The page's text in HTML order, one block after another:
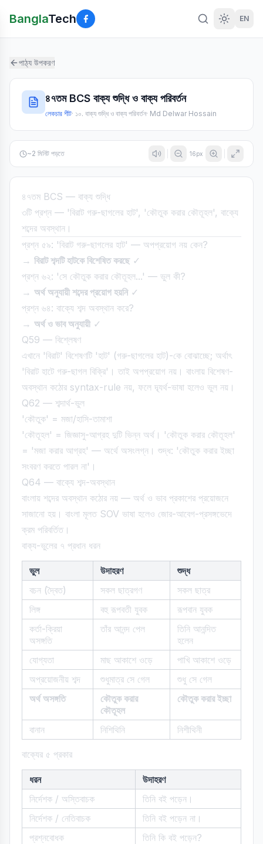
BanglaTech EN
পাঠ্য উপকরণ
৪৭তম BCS বাক্য শুদ্ধি ও বাক্য পরিবর্তন
লেকচার শীট· ১০. বাক্য শুদ্ধি ও বাক্য পরিবর্তন· Md Delwar Hossain
~2 মিনিট পড়তে 16px
৪৭তম BCS — বাক্য শুদ্ধি
৩টি প্রশ্ন — 'বিরাট গরু-ছাগলের হাট', 'কৌতুক করার কৌতূহল', বাক্যে
শব্দের অবস্থান।
প্রশ্ন ৫৯: 'বিরাট গরু-ছাগলের হাট' — অপপ্রয়োগ নয় কেন?
→ বিরাট শব্দটি হাটকে বিশেষিত করছে✓
প্রশ্ন ৬২: 'সে কৌতুক করার কৌতূহল...' — ভুল কী?
→ অর্থ অনুযায়ী শব্দের প্রয়োগ হয়নি✓
প্রশ্ন ৬৪: বাক্যে শব্দ অবস্থান করে?
→ অর্থ ও ভাব অনুযায়ী ✓
Q59 — বিশ্লেষণ
এখানে 'বিরাট' বিশেষণটি 'হাট' (গরু-ছাগলের হাট)-কে বোঝাচ্ছে; অর্থাৎ
'বিরাট হাটে গরু-ছাগল বিক্রি'। তাই অপপ্রয়োগ নয়। বাংলায় বিশেষণ-
অবস্থান কঠোর syntax-rule নয়, ফলে দ্ব্যর্থ-ভাষা হলেও ভুল নয়।
Q62 — শব্দার্থ-ভুল
'কৌতুক' = মজা/হাসি-তামাশা
'কৌতূহল' = জিজ্ঞাসু-আগ্রহ দুটি ভিন্ন অর্থ। 'কৌতুক করার কৌতূহল'
= 'মজা করার আগ্রহ' — অর্থে অসংলগ্ন। শুদ্ধ: 'কৌতুক করার ইচ্ছা
সংবরণ করতে পারল না'।
Q64 — বাক্যে শব্দ-অবস্থান
বাংলায় শব্দের অবস্থান কঠোর নয় — অর্থ ও ভাব প্রকাশের প্রয়োজনে
সাজানো হয়। বাংলা মূলত SOV ভাষা হলেও জোর-আবেগ-প্রসঙ্গভেদে
ক্রম পরিবর্তিত।
বাক্য-ভুলের ৭ প্রধান ধরন
ভুল উদাহরণ
শুদ্ধ
বচন (দ্বৈত)
সকল ছাত্রগণ
সকল ছাত্র
লিঙ্গ
বহু রূপবতী যুবক
রূপবান যুবক
কর্তা-ক্রিয়া
অসঙ্গতি
তাঁর আনন্দ পেল
তিনি আনন্দিত
হলেন
যোগ্যতা
মাছ আকাশে ওড়ে
পাখি আকাশে ওড়ে
অপ্রয়োজনীয় শব্দ
শুধুমাত্র সে গেল
শুধু সে গেল
অর্থ অসঙ্গতি
কৌতুক করার
কৌতূহল
কৌতুক করার ইচ্ছা
বানান নিশিথিনি নিশীথিনী
বাক্যের ৫ প্রকার
ধরন
উদাহরণ
নির্দেশক / অস্তিবাচক
তিনি বই পড়েন।
নির্দেশক / নেতিবাচক
তিনি বই পড়েন না।
প্রশ্নবোধক
তিনি কি বই পড়েন?